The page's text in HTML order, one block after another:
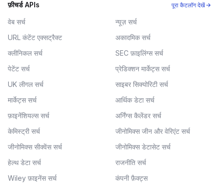
फ़ीचर्ड APIs पूरा कैटलॉग देखें →
वेब सर्च
न्यूज़ सर्च
URL कंटेंट एक्सट्रैक्ट
अकादमिक सर्च
क्लीनिकल सर्च
SEC फ़ाइलिंग्स सर्च
पेटेंट सर्च
प्रेडिक्शन मार्केट्स सर्च
UK लीगल सर्च
साइबर सिक्योरिटी सर्च
मार्केट्स सर्च
आर्थिक डेटा सर्च
फ़ाइनेंशियल्स सर्च
अर्निंग्स कैलेंडर सर्च
केमिस्ट्री सर्च
जीनोमिक्स जीन और वेरिएंट सर्च
जीनोमिक्स सीक्वेंस सर्च
जीनोमिक्स डेटासेट सर्च
हेल्थ डेटा सर्च
राजनीति सर्च
Wiley फ़ाइनेंस सर्च
कंपनी फ़ैक्ट्स